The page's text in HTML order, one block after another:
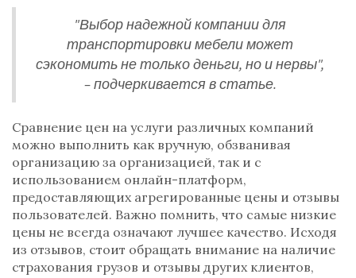
"Выбор надежной компании для
транспортировки мебели может
сэкономить не только деньги, но и нервы",
– подчеркивается в статье.
Сравнение цен на услуги различных компаний
можно выполнить как вручную, обзванивая
организацию за организацией, так и с
использованием онлайн-платформ,
предоставляющих агрегированные цены и отзывы
пользователей. Важно помнить, что самые низкие
цены не всегда означают лучшее качество. Исходя
из отзывов, стоит обращать внимание на наличие
страхования грузов и отзывы других клиентов,